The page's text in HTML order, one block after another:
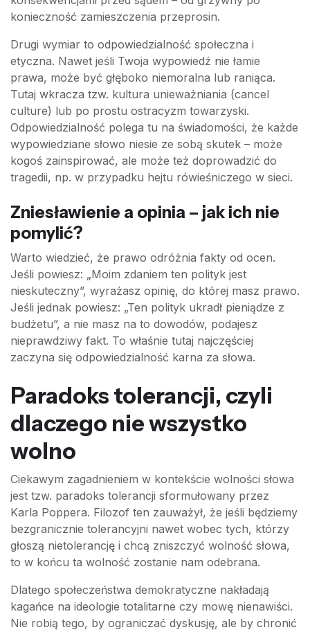
konieczność zamieszczenia przeprosin.
Drugi wymiar to odpowiedzialność społeczna i
etyczna. Nawet jeśli Twoja wypowiedź nie łamie
prawa, może być głęboko niemoralna lub raniąca.
Tutaj wkracza tzw. kultura unieważniania (cancel
culture) lub po prostu ostracyzm towarzyski.
Odpowiedzialność polega tu na świadomości, że każde
wypowiedziane słowo niesie ze sobą skutek – może
kogoś zainspirować, ale może też doprowadzić do
tragedii, np. w przypadku hejtu rówieśniczego w sieci.
Zniesławienie a opinia – jak ich nie
pomylić?
Warto wiedzieć, że prawo odróżnia fakty od ocen.
Jeśli powiesz: „Moim zdaniem ten polityk jest
nieskuteczny”, wyrażasz opinię, do której masz prawo.
Jeśli jednak powiesz: „Ten polityk ukradł pieniądze z
budżetu”, a nie masz na to dowodów, podajesz
nieprawdziwy fakt. To właśnie tutaj najczęściej
zaczyna się odpowiedzialność karna za słowa.
Paradoks tolerancji, czyli
dlaczego nie wszystko
wolno
Ciekawym zagadnieniem w kontekście wolności słowa
jest tzw. paradoks tolerancji sformułowany przez
Karla Poppera. Filozof ten zauważył, że jeśli będziemy
bezgranicznie tolerancyjni nawet wobec tych, którzy
głoszą nietolerancję i chcą zniszczyć wolność słowa,
to w końcu ta wolność zostanie nam odebrana.
Dlatego społeczeństwa demokratyczne nakładają
kagańce na ideologie totalitarne czy mowę nienawiści.
Nie robią tego, by ograniczać dyskusję, ale by chronić